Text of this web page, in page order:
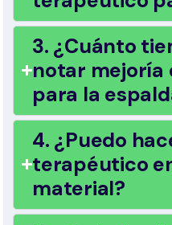
3. ¿Cuánto
notar mejoría
para la
4. ¿Puedo
terapéutico
material?